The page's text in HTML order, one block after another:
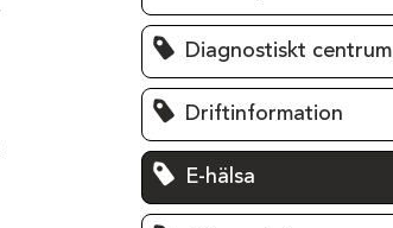
Diagnostiskt centrum
Driftinformation
E-hälsa